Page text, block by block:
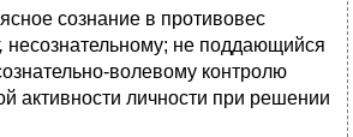
сознание в противовес
несознательному; не поддающийся
волевому контролю
активности личности при решении